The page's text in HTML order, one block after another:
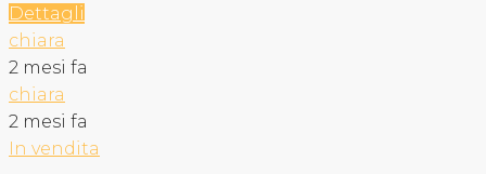
Dettagli
chiara
2 mesi fa
chiara
2 mesi fa
In vendita